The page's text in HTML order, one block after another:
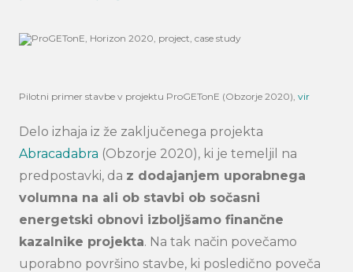
Pilotni primer stavbe v projektu ProGETonE (Obzorje 2020), vir
Delo izhaja iz že zaključenega projekta
Abracadabra (Obzorje 2020), ki je temeljil na
predpostavki, da z dodajanjem uporabnega
volumna na ali ob stavbi ob sočasni
energetski obnovi izboljšamo finančne
kazalnike projekta. Na tak način povečamo
uporabno površino stavbe, ki posledično poveča